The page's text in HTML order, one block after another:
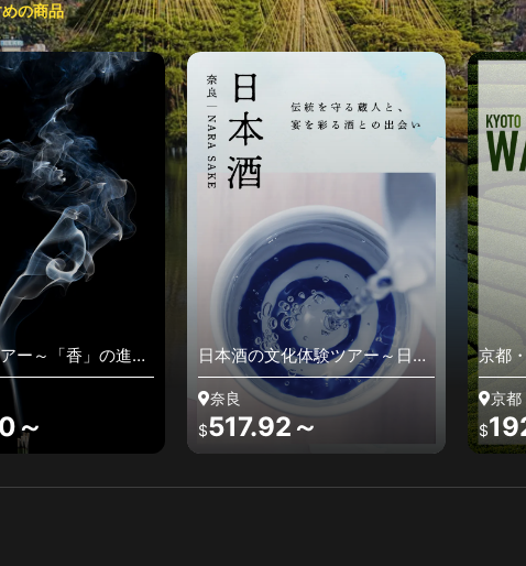
の商品
～「香」の進化
日本酒の文化体験ツアー～日本
酒ゆかりの寺社巡りと酒蔵での
試飲体験～
奈良
517.92～
京都・
わい尽
発祥の
京都・